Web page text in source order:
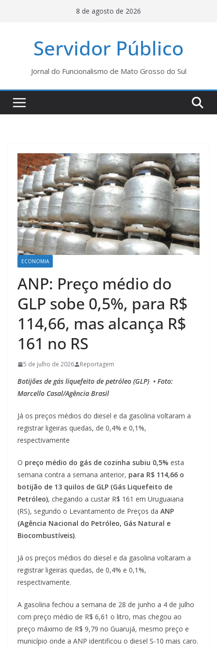
8 de agosto de 2026
Servidor Público
Jornal do Funcionalismo de Mato Grosso do Sul
ECONOMIA
ANP: Preço médio do
GLP sobe 0,5%, para R$
114,66, mas alcança R$
161 no RS
5 de julho de 2026 Reportagem
Botijões de gás liquefeito de petróleo (GLP) • Foto:
Marcello Casal/Agência Brasil
Já os preços médios do diesel e da gasolina voltaram a
registrar ligeiras quedas, de 0,4% e 0,1%,
respectivamente
O preço médio do gás de cozinha subiu 0,5% esta
semana contra a semana anterior, para R$ 114,66 o
botijão de 13 quilos de GLP (Gás Liquefeito de
Petróleo), chegando a custar R$ 161 em Uruguaiana
(RS), segundo o Levantamento de Preços da ANP
(Agência Nacional do Petróleo, Gás Natural e
Biocombustíveis).
Já os preços médios do diesel e da gasolina voltaram a
registrar ligeiras quedas, de 0,4% e 0,1%,
respectivamente.
A gasolina fechou a semana de 28 de junho a 4 de julho
com preço médio de R$ 6,61 o litro, mas chegou ao
preço máximo de R$ 9,79 no Guarujá, mesmo preço e
município onde a ANP identificou o diesel S-10 mais caro.